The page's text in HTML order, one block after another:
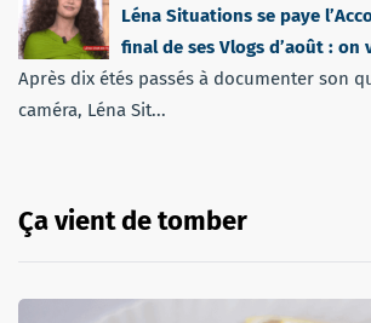
Léna Situations se paye
final de ses Vlogs d’août :
Après dix étés passés à documenter son
caméra, Léna Sit...
Ça vient de tomber